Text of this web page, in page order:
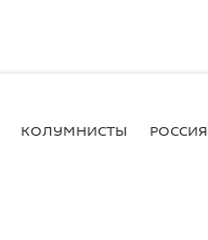
КОЛУМНИСТЫ РОССИЯ